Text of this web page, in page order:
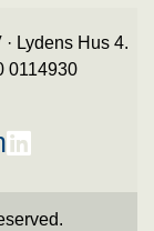
Lydens Hus 4.
0114930